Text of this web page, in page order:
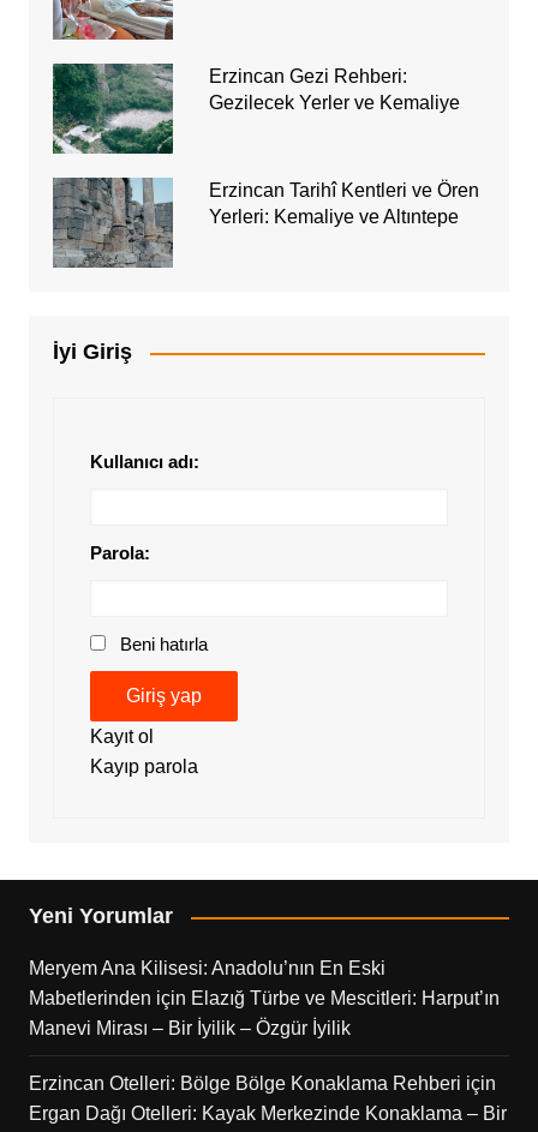
Erzincan Gezi Rehberi:
Gezilecek Yerler ve Kemaliye
Erzincan Tarihî Kentleri ve Ören
Yerleri: Kemaliye ve Altıntepe
İyi Giriş
Kullanıcı adı:
Parola:
Beni hatırla
Giriş yap
Kayıt ol
Kayıp parola
Yeni Yorumlar
Meryem Ana Kilisesi: Anadolu’nın En Eski
Mabetlerinden için Elazığ Türbe ve Mescitleri: Harput’ın
Manevi Mirası – Bir İyilik – Özgür İyilik
Erzincan Otelleri: Bölge Bölge Konaklama Rehberi için
Ergan Dağı Otelleri: Kayak Merkezinde Konaklama – Bir